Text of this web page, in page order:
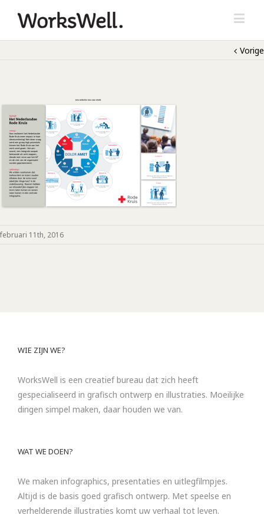
Vorige
februari 11th, 2016
WIE ZIJN WE?
WorksWell is een creatief bureau dat zich heeft
gespecialiseerd in grafisch ontwerp en illustraties. Moeilijke
dingen simpel maken, daar houden we van.
WAT WE DOEN?
We maken infographics, presentaties en uitlegfilmpjes.
Altijd is de basis goed grafisch ontwerp. Met speelse en
verhelderende illustraties komt uw verhaal tot leven.